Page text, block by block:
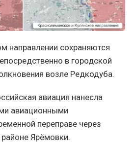
направлении сохраняются
в городской
возле Редкодуба.
авиация нанесла
авиационными
переправе через
Ярёмовки.